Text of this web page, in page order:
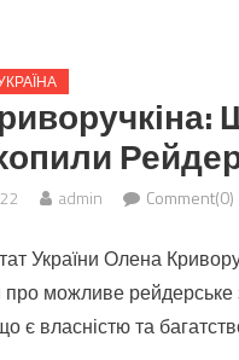
admin Comment(0)
України Олена
можливе рейдерське
є власністю та